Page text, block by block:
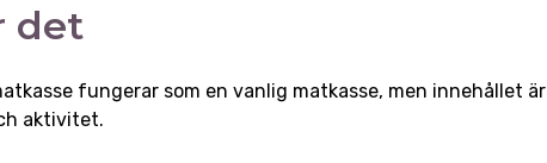
det
fungerar som en vanlig matkasse, men innehållet är
aktivitet.